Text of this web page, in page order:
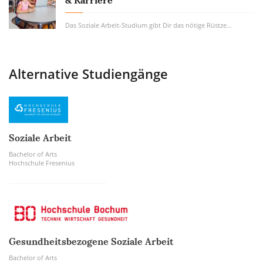
Das Soziale Arbeit-Studium gibt Dir das nötige Rüstzeug zur Hand, um Menschen in Notlagen...
Alternative Studiengänge
Soziale Arbeit
Bachelor of Arts
Hochschule Fresenius
Gesundheitsbezogene Soziale Arbeit
Bachelor of Arts